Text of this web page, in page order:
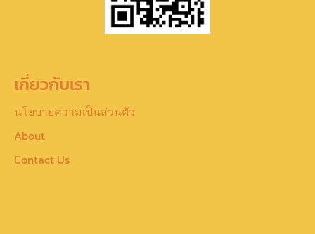
เกี่ยวกับเรา
นโยบายความเป็นส่วนตัว
About
Contact Us